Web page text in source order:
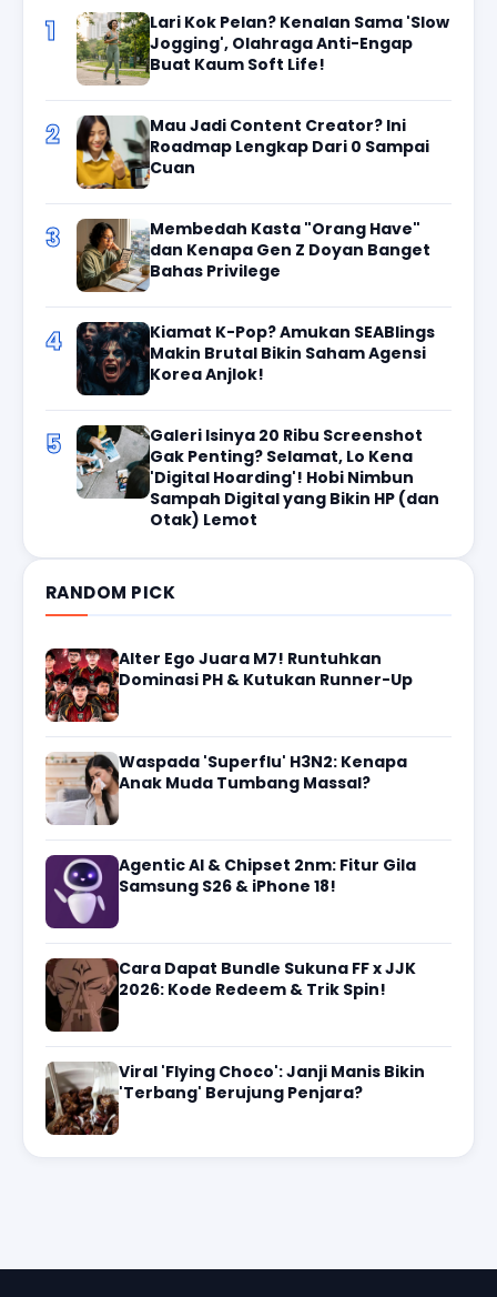
1
Lari Kok Pelan? Kenalan Sama 'Slow
Jogging', Olahraga Anti-Engap
Buat Kaum Soft Life!
2
Mau Jadi Content Creator? Ini
Roadmap Lengkap Dari 0 Sampai
Cuan
3
Membedah Kasta "Orang Have"
dan Kenapa Gen Z Doyan Banget
Bahas Privilege
4
Kiamat K-Pop? Amukan SEABlings
Makin Brutal Bikin Saham Agensi
Korea Anjlok!
5
Galeri Isinya 20 Ribu Screenshot
Gak Penting? Selamat, Lo Kena
'Digital Hoarding'! Hobi Nimbun
Sampah Digital yang Bikin HP (dan
Otak) Lemot
RANDOM PICK
Alter Ego Juara M7! Runtuhkan
Dominasi PH & Kutukan Runner-Up
Waspada 'Superflu' H3N2: Kenapa
Anak Muda Tumbang Massal?
Agentic AI & Chipset 2nm: Fitur Gila
Samsung S26 & iPhone 18!
Cara Dapat Bundle Sukuna FF x JJK
2026: Kode Redeem & Trik Spin!
Viral 'Flying Choco': Janji Manis Bikin
'Terbang' Berujung Penjara?